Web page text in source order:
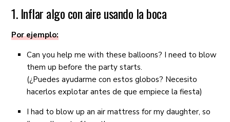
1. Inflar algo con aire usando la boca
Por ejemplo:
Can you help me with these balloons? I need to blow
them up before the party starts.
(¿Puedes ayudarme con estos globos? Necesito
hacerlos explotar antes de que empiece la fiesta)
I had to blow up an air mattress for my daughter, so